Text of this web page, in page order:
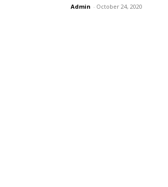
Admin - October 24, 2020